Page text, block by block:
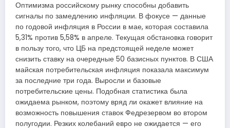
Оптимизма российскому рынку способны добавить
сигналы по замедлению инфляции. В фокусе — данные
по годовой инфляция в России в мае, которая составила
5,31% против 5,58% в апреле. Текущая обстановка говорит
в пользу того, что ЦБ на предстоящей неделе может
снизить ставку на очередные 50 базисных пунктов. В США
майская потребительская инфляция показала максимум
за последние три года. Выросли и базовые
потребительские цены. Подобная статистика была
ожидаема рынком, поэтому вряд ли окажет влияние на
возможность повышения ставок Федрезервом во втором
полугодии. Резких колебаний евро не ожидается — его